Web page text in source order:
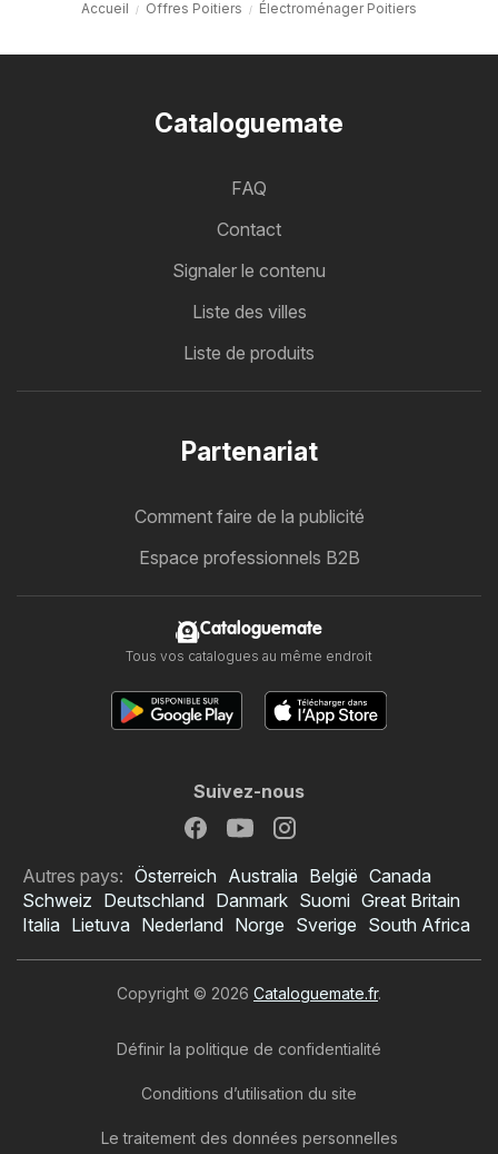
Accueil Offres Poitiers Électroménager Poitiers
Cataloguemate
FAQ
Contact
Signaler le contenu
Liste des villes
Liste de produits
Partenariat
Comment faire de la publicité
Espace professionnels B2B
Cataloguemate
Tous vos catalogues au même endroit
Suivez-nous
Autres pays: Österreich Australia België Canada
Schweiz Deutschland Danmark Suomi Great Britain
Italia Lietuva Nederland Norge Sverige South Africa
Copyright © 2026 Cataloguemate.fr.
Définir la politique de confidentialité
Conditions d’utilisation du site
Le traitement des données personnelles